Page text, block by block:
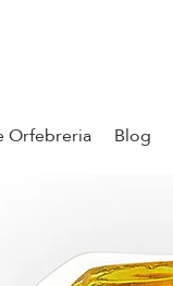
Orfebreria Blog